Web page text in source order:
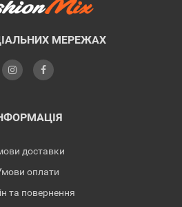
МЕРЕЖАХ
доставки
оплати
та повернення